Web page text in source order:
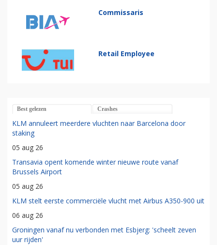
Commissaris
Retail Employee
Best gelezen Crashes
KLM annuleert meerdere vluchten naar Barcelona door
staking
05 aug 26
Transavia opent komende winter nieuwe route vanaf
Brussels Airport
05 aug 26
KLM stelt eerste commerciële vlucht met Airbus A350-900 uit
06 aug 26
Groningen vanaf nu verbonden met Esbjerg: 'scheelt zeven
uur rijden'